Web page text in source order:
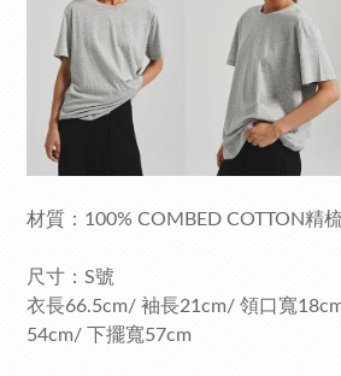
材質：100% COMBED COTTON精
尺寸：S號
衣長66.5cm/ 袖長21cm/ 領口寬
54cm/ 下擺寬57cm